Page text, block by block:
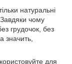
натуральні
чому
грудочок, без
значить,
для